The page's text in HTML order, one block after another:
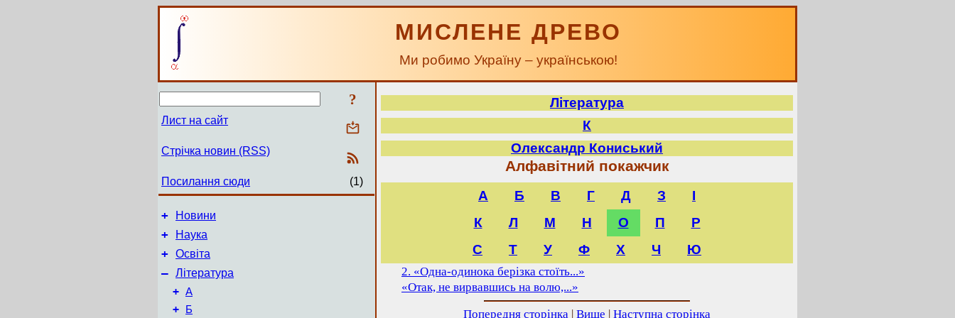
МИСЛЕНЕ ДРЕВО
Ми робимо Україну – українською!
?
Лист на сайт
Стрічка новин (RSS)
Посилання сюди (1)
+ Новини
+ Наука
+ Освіта
– Література
+ А
+ Б
Література
К
Олександр Кониський
Алфавітний покажчик
А Б В Г Д З
І
К
Л М Н О П
Р
С
Т У Ф Х Ч Ю
2. «Одна-одинока берізка стоїть...»
«Отак, не вирвавшись на волю,...»
Попередня сторінка | Вище | Наступна сторінка